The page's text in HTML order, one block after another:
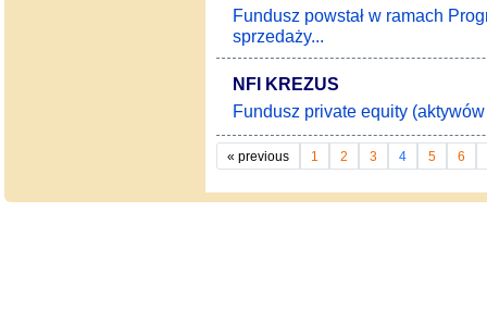
Fundusz powstał w ramach
sprzedaży...
NFI KREZUS
Fundusz private equity
« previous 1 2 3 4 5 6